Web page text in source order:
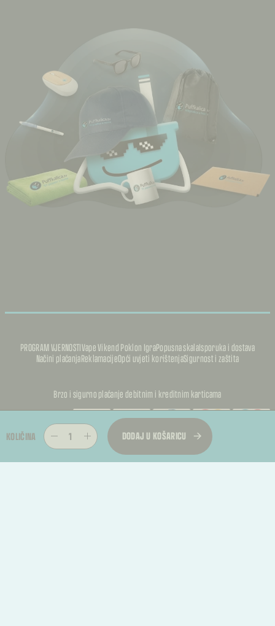
KOLIČINA DODAJ U KOŠARICU
PROGRAM VJERNOSTIVape Vikend Poklon IgraPopusna skalaIsporuka i dostava
Načini plaćanjaReklamacijeOpći uvjeti korištenjaSigurnost i zaštita
Brzo i sigurno plaćanje debitnim i kreditnim karticama
© 2026, PUFFKALICA. SVA PRAVA PRIDRŽANA